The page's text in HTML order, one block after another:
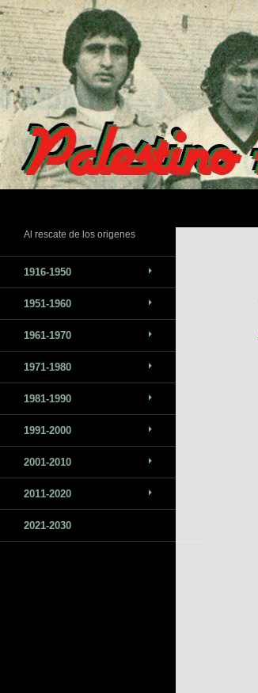
Saltar
al
contenido
Al rescate de los origenes
1916-1950
1951-1960
1961-1970
1971-1980
1981-1990
1991-2000
2001-2010
2011-2020
2021-2030